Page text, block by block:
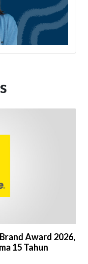
Award 2026,
15 Tahun